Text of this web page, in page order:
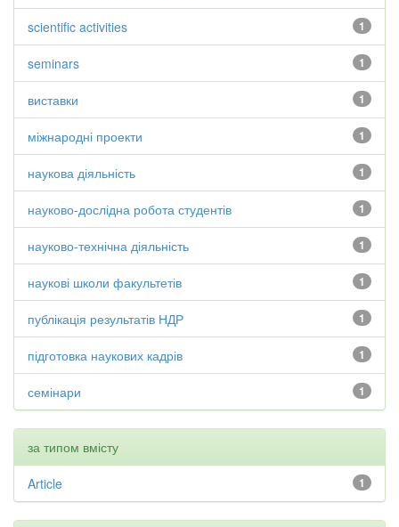
1
scientific activities
1
seminars
1
виставки
1
міжнародні проекти
1
наукова діяльність
1
науково-дослідна робота студентів
1
науково-технічна діяльність
1
наукові школи факультетів
1
публікація результатів НДР
1
підготовка наукових кадрів
1
семінари
за типом вмісту
1
Article